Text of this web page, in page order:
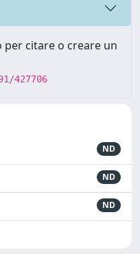
citare o creare un
427706
ND
ND
ND